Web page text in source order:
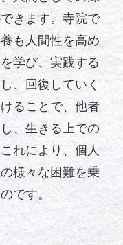
きます。寺院で
も人間性を高め
学び、実践する
、回復していく
ることで、他者
、生きる上での
れにより、個人
様々な困難を乗
です。